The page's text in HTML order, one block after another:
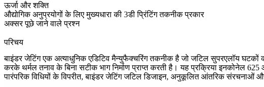
ऊर्जा और शक्ति
औद्योगिक अनुप्रयोगों के लिए मुख्यधारा की 3डी प्रिंटिंग तकनीक प्रकार
अक्सर पूछे जाने वाले प्रश्न
परिचय
बाइंडर जेटिंग एक अत्याधुनिक एडिटिव मैन्युफैक्चरिंग तकनीक है जो जटिलसुपरएलॉयघटकों
करके थर्मल तनाव के बिना सटीक भाग निर्माण प्राप्त करती है। यह प्रक्रियाइनकोनेल 625
पारंपरिक विधियों के विपरीत,बाइंडर जेटिंगजटिल डिजाइन, अनुकूलित आंतरिक संरचनाओं और